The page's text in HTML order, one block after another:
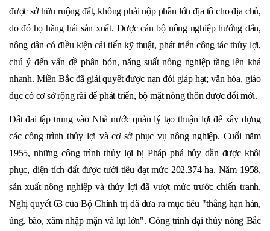
được sở hữu ruộng đất, không phải nộp phần lớn địa tô cho địa chủ,
do đó họ hǎng hái sản xuất. Được cán bộ nông nghiệp hướng dẫn,
nông dân có điều kiện cải tiến kỹ thuật, phát triển công tác thủy lợi,
chú ý đến vấn đề phân bón, nǎng suất nông nghiệp tǎng lên khá
nhanh. Miền Bắc đã giải quyết được nạn đói giáp hạt; vǎn hóa, giáo
dục có cơ sở rộng rãi để phát triển, bộ mặt nông thôn được đổi mới.
Đất đai tập trung vào Nhà nước quản lý tạo thuận lợi để xây dựng
các công trình thủy lợi và cơ sở phục vụ nông nghiệp. Cuối năm
1955, những công trình thủy lợi bị Pháp phá hủy dần được khôi
phục, diện tích đất được tưới tiêu đạt mức 202.374 ha. Năm 1958,
sản xuất nông nghiệp và thủy lợi đã vượt mức trước chiến tranh.
Nghị quyết 63 của Bộ Chính trị đã đưa ra mục tiêu "thắng hạn hán,
úng, bão, xâm nhập mặn và lụt lớn". Công trình đại thủy nông Bắc